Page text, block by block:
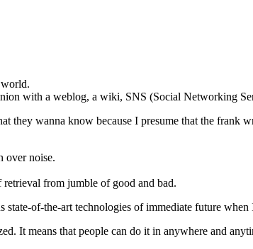
with a weblog, a wiki, SNS (Social Networking
they wanna know because I presume that the
over noise.
from jumble of good and bad.
of-the-art technologies of immediate future
It means that people can do it in anywhere and